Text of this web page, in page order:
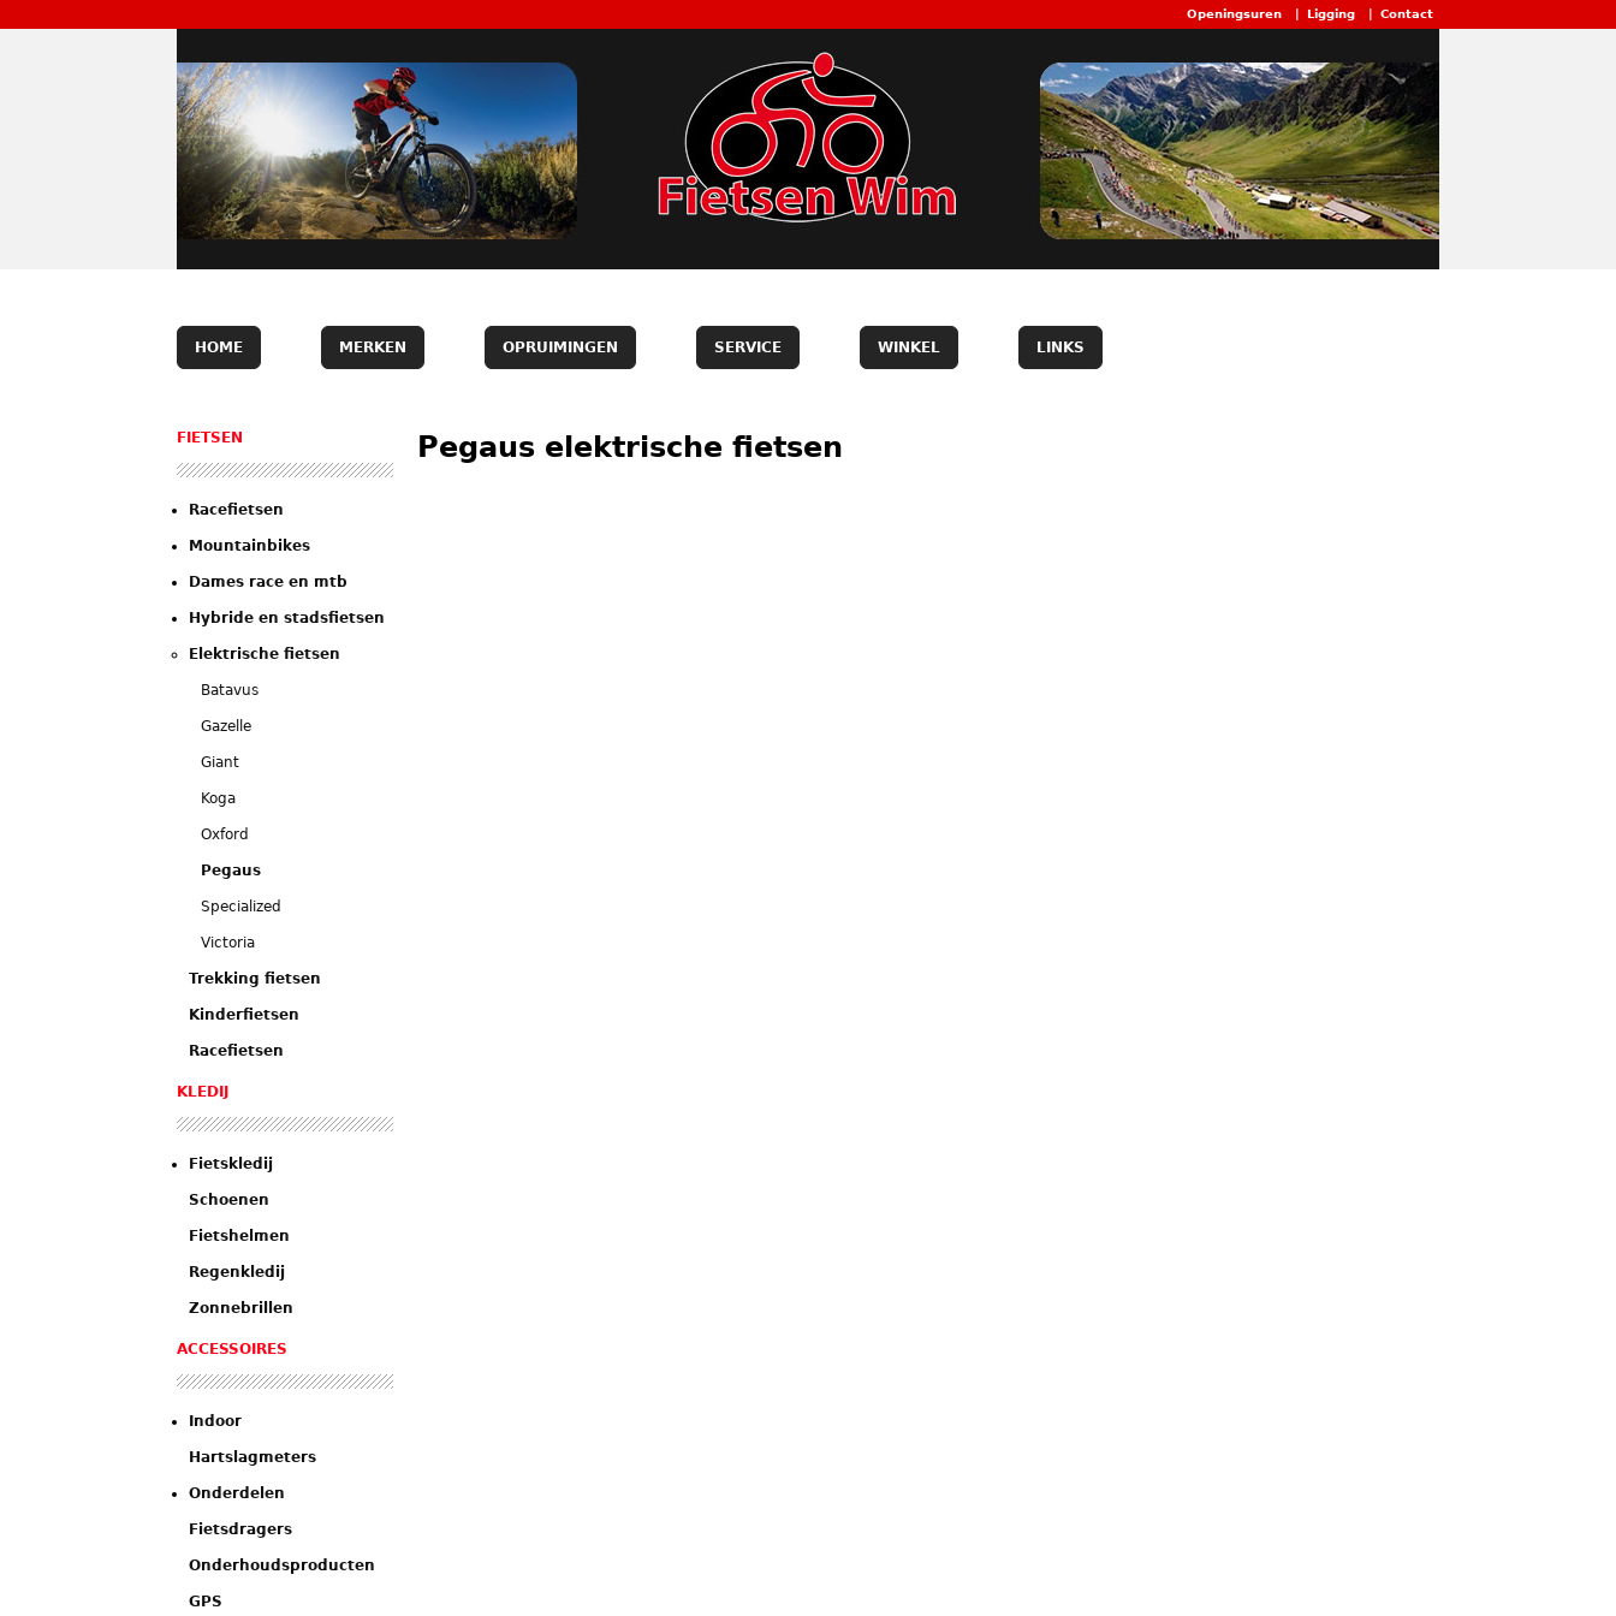
Openingsuren Ligging Contact
HOME MERKEN OPRUIMINGEN SERVICE WINKEL LINKS
Pegaus elektrische fietsen
FIETSEN
Racefietsen
Mountainbikes
Dames race en mtb
Hybride en stadsfietsen
Elektrische fietsen
Batavus
Gazelle
Giant
Koga
Oxford
Pegaus
Specialized
Victoria
Trekking fietsen
Kinderfietsen
Racefietsen
KLEDIJ
Fietskledij
Schoenen
Fietshelmen
Regenkledij
Zonnebrillen
ACCESSOIRES
Indoor
Hartslagmeters
Onderdelen
Fietsdragers
Onderhoudsproducten
GPS